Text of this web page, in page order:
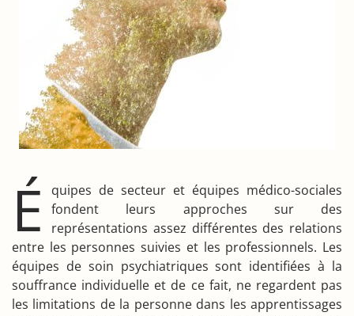
É
quipes de secteur et équipes médico-sociales
fondent leurs approches sur des
représentations assez différentes des relations
entre les personnes suivies et les professionnels. Les
équipes de soin psychiatriques sont identifiées à la
souffrance individuelle et de ce fait, ne regardent pas
les limitations de la personne dans les apprentissages